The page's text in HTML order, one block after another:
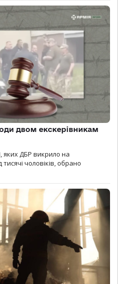
двом екскерівникам
яких ДБР викрило на
чоловіків, обрано